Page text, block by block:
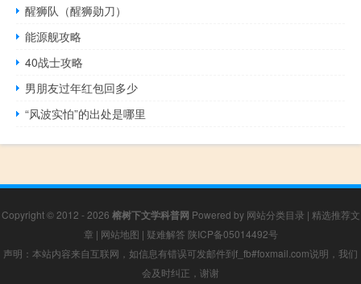
醒狮队（醒狮勋刀）
能源舰攻略
40战士攻略
男朋友过年红包回多少
“风波实怕”的出处是哪里
Copyright © 2012 - 2026 榕树下文学科普网 Powered by 网站分类目录 | 精选推荐文
章 | 网站地图 | 疑难解答 陕ICP备05014492号
声明：本站内容来自互联网，如信息有错误可发邮件到f_fb#foxmail.com说明，我们
会及时纠正，谢谢